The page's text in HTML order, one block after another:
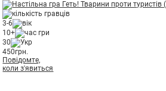
3-6
10+
30
450грн.
Повідомте,
коли з'явиться